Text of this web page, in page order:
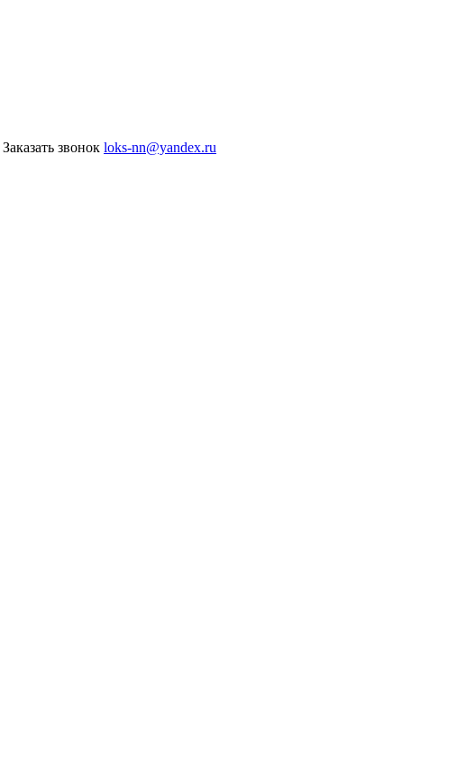
Заказать звонок loks-nn@yandex.ru